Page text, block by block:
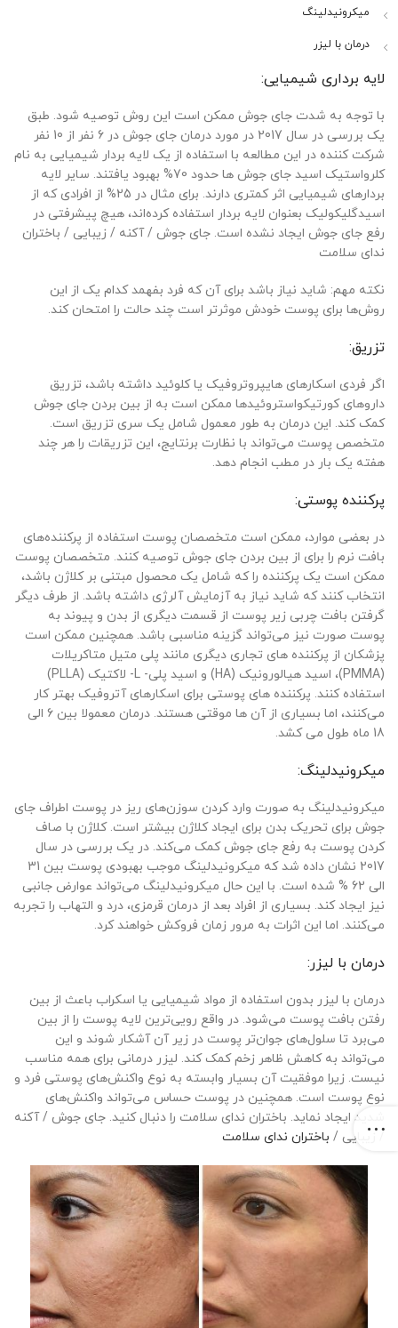
میکرونیدلینگ
درمان با لیزر
لایه برداری شیمیایی:
با توجه به شدت جای جوش ممکن است این روش توصیه شود. طبق
یک بررسی در سال 2017 در مورد درمان جای جوش در 6 نفر از 10 نفر
شرکت کننده در این مطالعه با استفاده از یک لایه بردار شیمیایی به نام
کلرواستیک اسید جای جوش ها حدود 70% بهبود یافتند. سایر لایه
بردارهای شیمیایی اثر کمتری دارند. برای مثال در 25% از افرادی که از
اسیدگلیکولیک بعنوان لایه بردار استفاده کرده‌اند، هیچ پیشرفتی در
رفع جای جوش ایجاد نشده است. جای جوش / آکنه / زیبایی / باختران
ندای سلامت
نکته مهم: شاید نیاز باشد برای آن که فرد بفهمد کدام یک از این
روش‌ها برای پوست خودش موثرتر است چند حالت را امتحان کند.
تزریق:
اگر فردی اسکارهای هایپروتروفیک یا کلوئید داشته باشد، تزریق
داروهای کورتیکواستروئیدها ممکن است به از بین بردن جای جوش
کمک کند. این درمان به طور معمول شامل یک سری تزریق است.
متخصص پوست می‌تواند با نظارت برنتایج، این تزریقات را هر چند
هفته یک بار در مطب انجام دهد.
پرکننده پوستی:
در بعضی موارد، ممکن است متخصصان پوست استفاده از پرکننده‌های
بافت نرم را برای از بین بردن جای جوش توصیه کنند. متخصصان پوست
ممکن است یک پرکننده را که شامل یک محصول مبتنی بر کلاژن باشد،
انتخاب کنند که شاید نیاز به آزمایش آلرژی داشته باشد. از طرف دیگر
گرفتن بافت چربی زیر پوست از قسمت دیگری از بدن و پیوند به
پوست صورت نیز می‌تواند گزینه مناسبی باشد. همچنین ممکن است
پزشکان از پرکننده های تجاری دیگری مانند پلی متیل متاکریلات
(PMMA)، اسید هیالورونیک (HA) و اسید پلی- L- لاکتیک (PLLA)
استفاده کنند. پرکننده های پوستی برای اسکارهای آتروفیک بهتر کار
می‌کنند، اما بسیاری از آن ها موقتی هستند. درمان معمولا بین 6 الی
18 ماه طول می کشد.
میکرونیدلینگ:
میکرونیدلینگ به صورت وارد کردن سوزن‌های ریز در پوست اطراف جای
جوش برای تحریک بدن برای ایجاد کلاژن بیشتر است. کلاژن با صاف
کردن پوست به رفع جای جوش کمک می‌کند. در یک بررسی در سال
2017 نشان داده شد که میکرونیدلینگ موجب بهبودی پوست بین 31
الی 62 % شده است. با این حال میکرونیدلینگ می‌تواند عوارض جانبی
نیز ایجاد کند. بسیاری از افراد بعد از درمان قرمزی، درد و التهاب را تجربه
می‌کنند. اما این اثرات به مرور زمان فروکش خواهند کرد.
درمان با لیزر:
درمان با لیزر بدون استفاده از مواد شیمیایی یا اسکراب باعث از بین
رفتن بافت پوست می‌شود. در واقع رویی‌ترین لایه پوست را از بین
می‌برد تا سلول‌های جوان‌تر پوست در زیر آن آشکار شوند و این
می‌تواند به کاهش ظاهر زخم کمک کند. لیزر درمانی برای همه مناسب
نیست. زیرا موفقیت آن بسیار وابسته به نوع واکنش‌های پوستی فرد و
نوع پوست است. همچنین در پوست حساس می‌تواند واکنش‌های
شدید ایجاد نماید. باختران ندای سلامت را دنبال کنید. جای جوش / آکنه
/ زیبایی / باختران ندای سلامت